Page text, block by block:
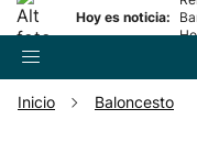
Hoy es noticia:
Inicio Baloncesto